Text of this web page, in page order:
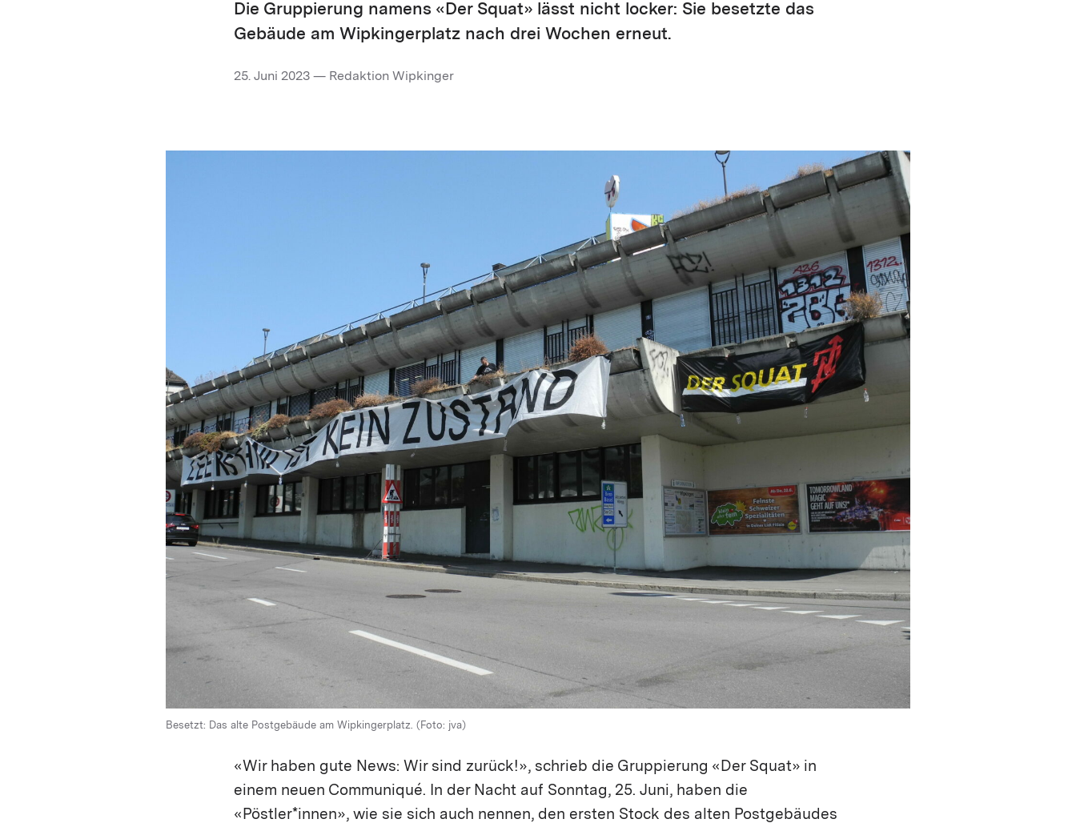
Die Gruppierung namens «Der Squat» lässt nicht locker: Sie besetzte das
Gebäude am Wipkingerplatz nach drei Wochen erneut.
25. Juni 2023 — Redaktion Wipkinger
Besetzt: Das alte Postgebäude am Wipkingerplatz. (Foto: jva)
«Wir haben gute News: Wir sind zurück!», schrieb die Gruppierung «Der Squat» in
einem neuen Communiqué. In der Nacht auf Sonntag, 25. Juni, haben die
«Pöstler*innen», wie sie sich auch nennen, den ersten Stock des alten Postgebäudes